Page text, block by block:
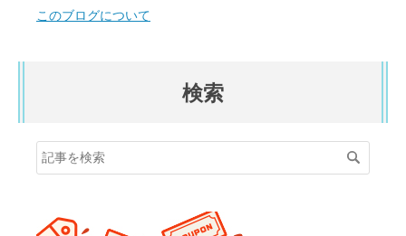
このブログについて
検索